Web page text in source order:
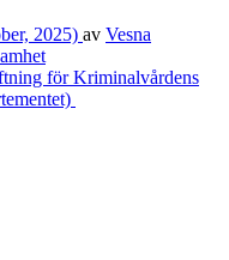
2025) av Vesna
för Kriminalvårdens